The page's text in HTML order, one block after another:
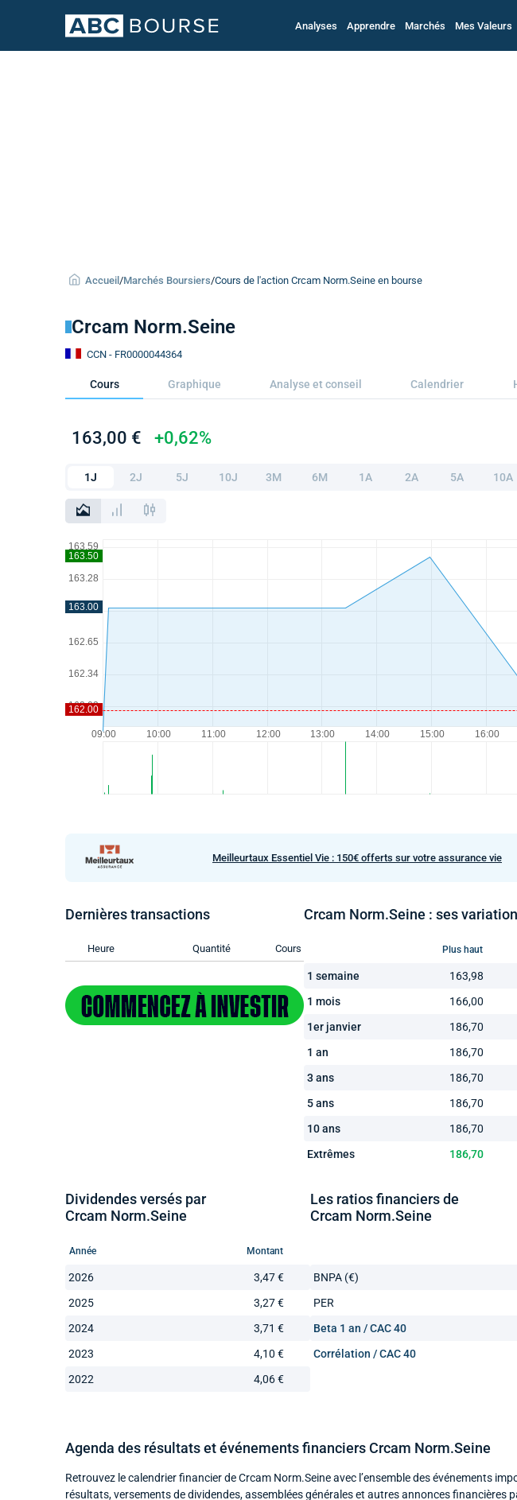
Analyses Apprendre Marchés Mes Valeurs
Accueil /Marchés Boursiers/Cours de l'action Crcam Norm.Seine en bourse
Crcam Norm.Seine
CCN - FR0000044364
Cours Graphique Analyse et conseil Calendrier
163,00 € +0,62%
1J 2J 5J 10J 3M 6M 1A 2A 5A 10A
Meilleurtaux Essentiel Vie : 150€ offerts sur votre assurance vie
Dernières transactions
Heure Quantité Cours
Crcam Norm.Seine : ses
Plus haut
1 semaine 163,98
1 mois
166,00
1er janvier
186,70
1 an
186,70
3 ans
186,70
5 ans
186,70
10 ans
186,70
Extrêmes
186,70
Dividendes versés par
Crcam Norm.Seine
Année Montant
2026
3,47 €
2025
3,27 €
2024
3,71 €
2023
4,10 €
2022
4,06 €
Les ratios financiers de
Crcam Norm.Seine
BNPA (€)
PER
Beta 1 an / CAC 40
Corrélation / CAC 40
Agenda des résultats et événements financiers Crcam Norm.Seine
Retrouvez le calendrier financier de Crcam Norm.Seine avec l’ensemble des événements
résultats, versements de dividendes, assemblées générales et autres annonces financières